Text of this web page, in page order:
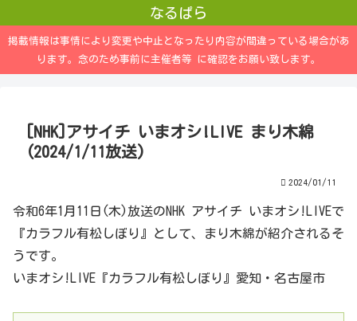
なるぱら
掲載情報は事情により変更や中止となったり内容が間違っている場合があ
ります。念のため事前に主催者等 に確認をお願い致します。
[NHK]アサイチ いまオシ!LIVE まり木綿
(2024/1/11放送)
2024/01/11
令和6年1月11日(木)放送のNHK アサイチ いまオシ!LIVEで
『カラフル有松しぼり』として、まり木綿が紹介されるそ
うです。
いまオシ!LIVE『カラフル有松しぼり』愛知・名古屋市